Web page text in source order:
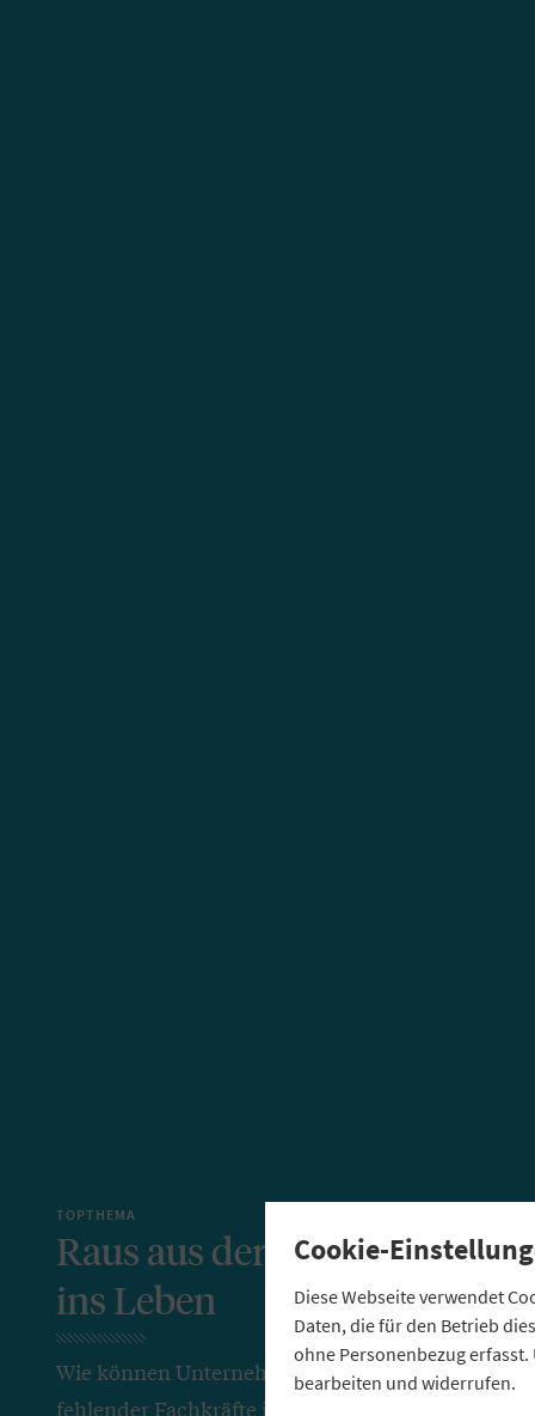
TOPTHEMA
Raus aus der Stadt, rein
ins Leben
Wie können Unternehmen trotz
fehlender Fachkräfte ihre
Cookie-
Diese Webseite verwendet
Daten, die für den Betrieb
ohne Personenbezug
bearbeiten und widerrufen.